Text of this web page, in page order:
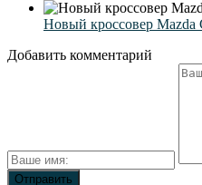
Новый кроссовер Mazda
Добавить комментарий